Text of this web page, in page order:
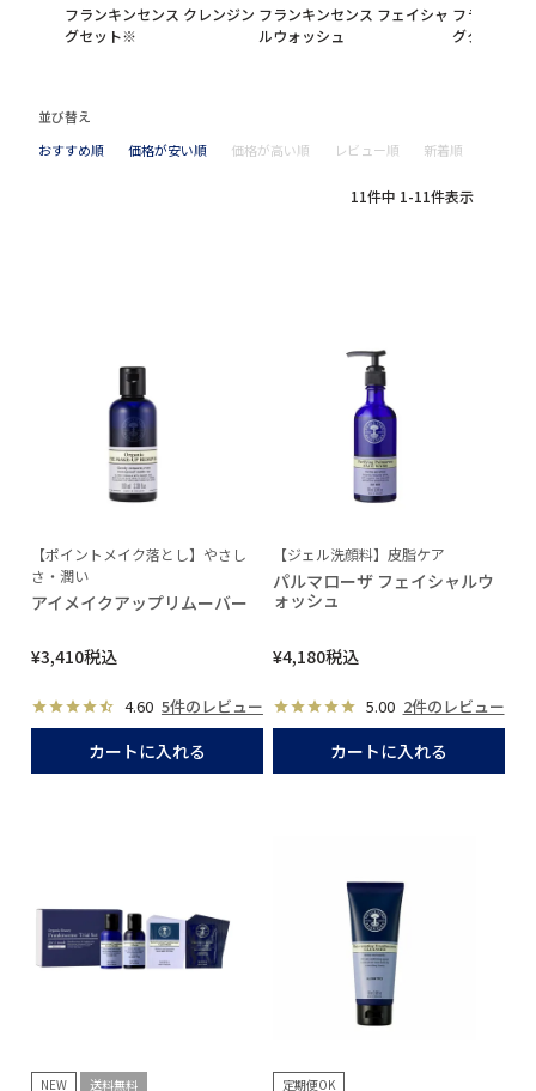
フランキンセンス クレンジン
グセット※
フランキンセンス フェイシャ
ルウォッシュ
フランキン
グクリーム
並び替え
おすすめ順
価格が安い順 価格が高い順 レビュー順 新着順
11件中 1-11件表示
【ポイントメイク落とし】やさし
さ・潤い
アイメイクアップリムーバー
¥3,410税込
4.60 5件のレビュー
カートに入れる
【ジェル洗顔料】皮脂ケア
パルマローザ フェイシャルウ
ォッシュ
¥4,180税込
5.00 2件のレビュー
カートに入れる
NEW 送料無料 定期便OK